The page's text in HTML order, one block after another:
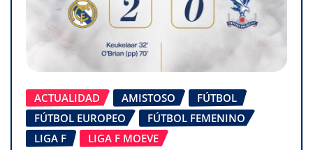
ACTUALIDAD AMISTOSO
FÚTBOL
FÚTBOL EUROPEO
FÚTBOL FEMENINO
LIGA F
LIGA F MOEVE